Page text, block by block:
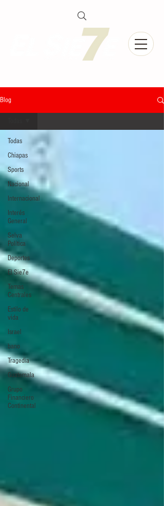
Blog
Todas
Chiapas
Sports
Nacional
Internacional
Interés
General
Selva
Política
Deportes
El Sie7e
Temas
Centrales
Estilo de
vida
Israel
bano
Tragedia
Guatemala
Grupo
Financiero
Continental